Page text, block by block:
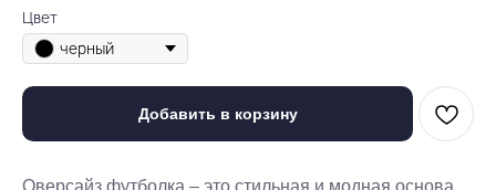
Цвет
черный
Добавить в корзину
Оверсайз футболка – это стильная и модная основа